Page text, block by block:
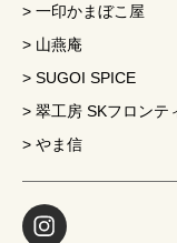
一印かまぼこ屋
山燕庵
SUGOI SPICE
翠工房 SKフロンテ
やま信